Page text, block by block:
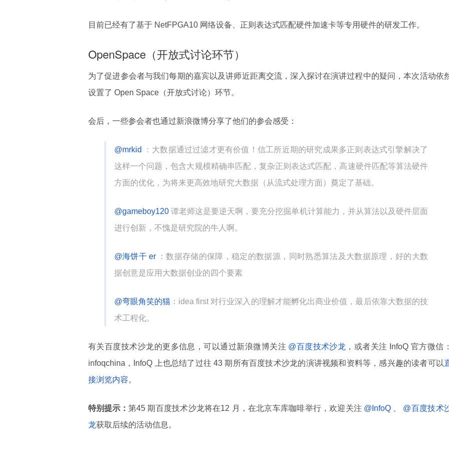
目前已经有了基于 NetFPGA10 网络设备、正则表达式匹配硬件加速卡等专用硬件的研发工作。
OpenSpace（开放式讨论环节）
为了促进参会者与我们每期的嘉宾以及讲师近距离交流，深入探讨在演讲过程中的疑问，本次活动依
设置了 Open Space（开放式讨论）环节。
会后，一些参会者也通过新浪微博分享了他们的参会感受：
@mrkid
：大数据通过过滤才更有价值！信工所近期的研究成果多正则表达式引擎解决了
这样一个问题，包含大规模精确串匹配，复杂正则表达式匹配，高速硬件匹配等算法硬件
方面的优化，为将来更高效地研究大数据（从流式处理方面）奠定了基础。
@gameboy120 谭老师这是要逆天啊，要充分挖掘单机计算能力，并从算法以及硬件层面
进行创新，不愧是研究院的牛人啊。
@海饼干 er
：数据存储的保障，稳定的数据源，同时熟悉算法及大数据原理，好的大数
据创意是应用大数据创业的四个要素
@弯眼角笑的猫 ：idea first 对行业深入的理解才能孵化出商业价值，最后依靠大数据的技
术工程化。
有关百度技术沙龙的更多信息，可以通过新浪微博关注 @百度技术沙龙 ，或者关注 InfoQ 官方微信
infoqchina，InfoQ 上也总结了过往 43 期所有百度技术沙龙的演讲视频和资料等，感兴趣的读者可以
接浏览内容。
特别提示： 第45 期百度技术沙龙将在12 月，在北京车库咖啡举行，欢迎关注 @InfoQ
@百度技术
龙获取后续的活动信息。